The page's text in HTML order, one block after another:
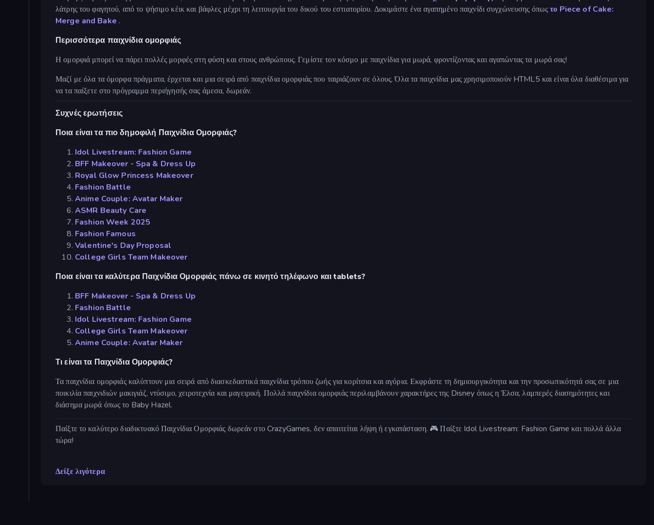
λάτρης του φαγητού, από το ψήσιμο κέικ και βάφλες μέχρι τη λειτουργία του δικού του εστιατορίου. Δοκιμάστε ένα αγαπημένο παιχνίδι συγχώνευσης όπωςτο Piece of Cake:
Merge and Bake .
Περισσότερα παιχνίδια ομορφιάς
Η ομορφιά μπορεί να πάρει πολλές μορφές στη φύση και στους ανθρώπους. Γεμίστε τον κόσμο με παιχνίδια για μωρά, φροντίζοντας και αγαπώντας τα μωρά σας!
Μαζί με όλα τα όμορφα πράγματα, έρχεται και μια σειρά από παιχνίδια ομορφιάς που ταιριάζουν σε όλους. Όλα τα παιχνίδια μας χρησιμοποιούν HTML5 και είναι όλα διαθέσιμα για
να τα παίξετε στο πρόγραμμα περιήγησής σας άμεσα, δωρεάν.
Συχνές ερωτήσεις
Ποια είναι τα πιο δημοφιλή Παιχνίδια Ομορφιάς?
Idol Livestream: Fashion Game
BFF Makeover - Spa & Dress Up
Royal Glow Princess Makeover
Fashion Battle
Anime Couple: Avatar Maker
ASMR Beauty Care
Fashion Week 2025
Fashion Famous
Valentine's Day Proposal
College Girls Team Makeover
Ποια είναι τα καλύτερα Παιχνίδια Ομορφιάς πάνω σε κινητό τηλέφωνο και tablets?
BFF Makeover - Spa & Dress Up
Fashion Battle
Idol Livestream: Fashion Game
College Girls Team Makeover
Anime Couple: Avatar Maker
Τι είναι τα Παιχνίδια Ομορφιάς?
Τα παιχνίδια ομορφιάς καλύπτουν μια σειρά από διασκεδαστικά παιχνίδια τρόπου ζωής για κορίτσια και αγόρια. Εκφράστε τη δημιουργικότητα και την προσωπικότητά σας σε μια
ποικιλία παιχνιδιών μακιγιάζ, ντύσιμο, χειροτεχνία και μαγειρική. Πολλά παιχνίδια ομορφιάς περιλαμβάνουν χαρακτήρες της Disney όπως η Έλσα, λαμπερές διασημότητες και
διάσημα μωρά όπως το Baby Hazel.
Παίξτε το καλύτερο διαδικτυακό Παιχνίδια Ομορφιάς δωρεάν στο CrazyGames, δεν απαιτείται λήψη ή εγκατάσταση. 🎮 Παίξτε Idol Livestream: Fashion Game και πολλά άλλα
τώρα!
Δείξε λιγότερα